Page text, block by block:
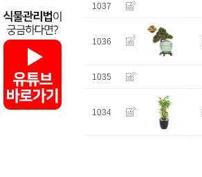
1037
1036
1035
1034